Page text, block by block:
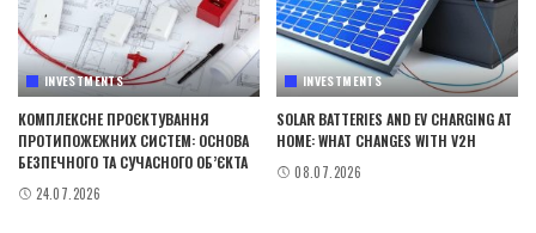
INVESTMENTS
КОМПЛЕКСНЕ ПРОЄКТУВАННЯ
ПРОТИПОЖЕЖНИХ СИСТЕМ: ОСНОВА
БЕЗПЕЧНОГО ТА СУЧАСНОГО ОБ’ЄКТА
24.07.2026
INVESTMENTS
SOLAR BATTERIES AND EV CHARGING AT
HOME: WHAT CHANGES WITH V2H
08.07.2026